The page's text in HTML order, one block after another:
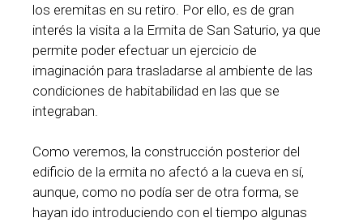
los eremitas en su retiro. Por ello, es de gran
interés la visita a la Ermita de San Saturio, ya que
permite poder efectuar un ejercicio de
imaginación para trasladarse al ambiente de las
condiciones de habitabilidad en las que se
integraban.
Como veremos, la construcción posterior del
edificio de la ermita no afectó a la cueva en sí,
aunque, como no podía ser de otra forma, se
hayan ido introduciendo con el tiempo algunas